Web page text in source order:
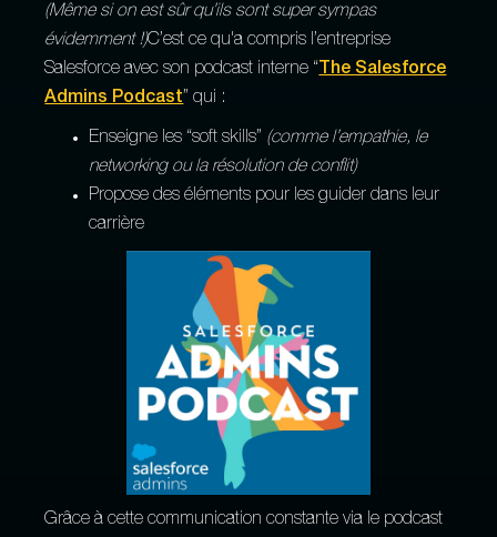
(Même si on est sûr qu’ils sont super sympas
évidemment !)C’est ce qu'a compris l’entreprise
Salesforce avec son podcast interne “ The Salesforce
Admins Podcast” qui :
Enseigne les “soft skills” (comme l’empathie, le
networking ou la résolution de conflit)
Propose des éléments pour les guider dans leur
carrière
Grâce à cette communication constante via le podcast